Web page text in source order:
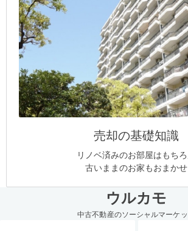
売却の基礎知識
リノベ済みのお部屋はもち
古いままのお家もおまかせ
ウルカモ
中古不動産のソーシャルマーケッ